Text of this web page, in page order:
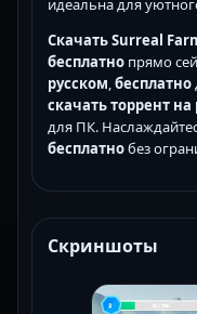
Скачать Surreal
бесплатно прямо
русском бесплатно
скачать торрент на
для ПК.
бесплатнобез
Скриншоты